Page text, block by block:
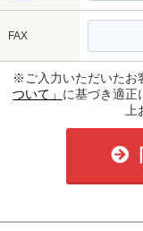
FAX
※ご入力いただいたお
ついて」 に基づき適正